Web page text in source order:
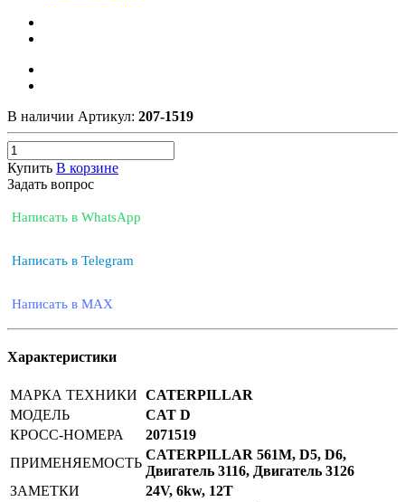
В наличии Артикул: 207-1519
Купить В корзине
Задать вопрос
Написать в WhatsApp
Написать в Telegram
Написать в MAX
Характеристики
МАРКА ТЕХНИКИ CATERPILLAR
МОДЕЛЬ
CAT D
КРОСС-НОМЕРА
2071519
ПРИМЕНЯЕМОСТЬ
CATERPILLAR 561M, D5, D6,
Двигатель 3116, Двигатель 3126
ЗАМЕТКИ
24V, 6kw, 12T